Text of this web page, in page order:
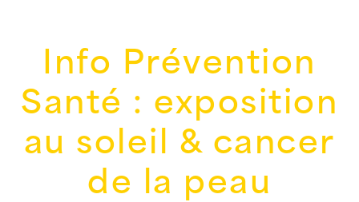
Info Prévention
Santé : exposition
au soleil & cancer
de la peau